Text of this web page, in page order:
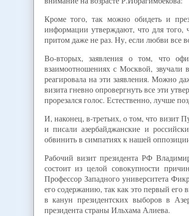
Кроме того, так можно обидеть и
информации утверждают, что для того,
притом даже не раз. Ну, если любви все
Во-вторых, заявления о том, что
взаимоотношениях с Москвой, звучали
реагировала на эти заявления. Можно
визита гневно опровергнуть все эти
прорезался голос. Естественно, лучше
И, наконец, в-третьих, о том, что визит
и писали азербайджанские и
обвинить в симпатиях к нашей
Рабочий визит президента РФ
состоит из целой совокупности
Профессор Западного университета
его содержанию, так как это первый его
в канун президентских выборов в
президента страны Ильхама Алиева.